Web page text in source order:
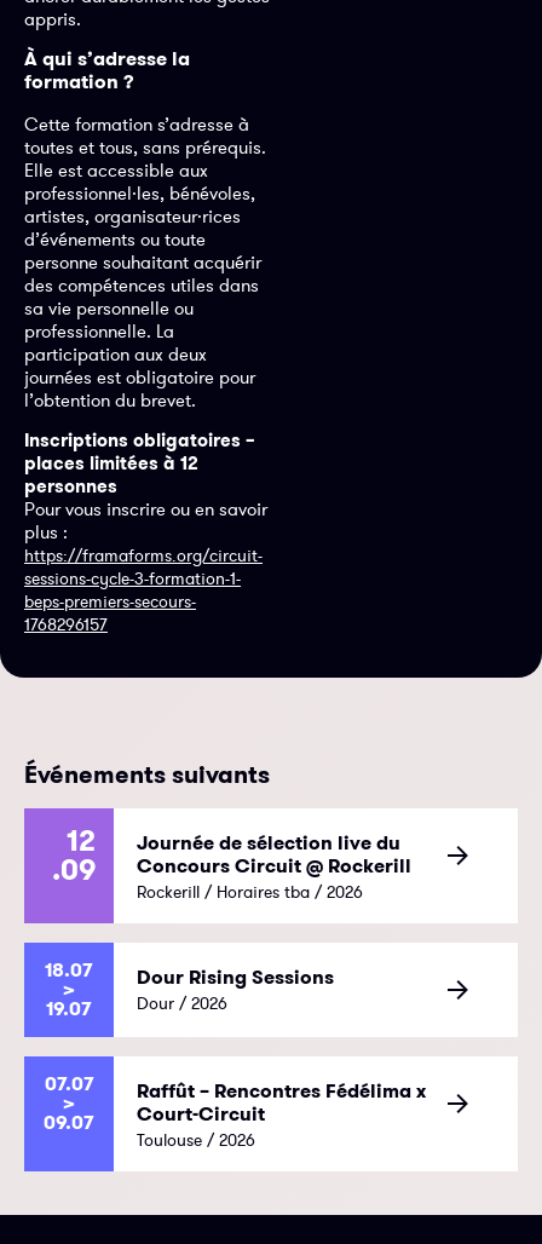
appris.
À qui s’adresse la
formation ?
Cette formation s’adresse à
toutes et tous, sans prérequis.
Elle est accessible aux
professionnel·les, bénévoles,
artistes, organisateur·rices
d’événements ou toute
personne souhaitant acquérir
des compétences utiles dans
sa vie personnelle ou
professionnelle. La
participation aux deux
journées est obligatoire pour
l’obtention du brevet.
Inscriptions obligatoires –
places limitées à 12
personnes
Pour vous inscrire ou en savoir
plus :
https://framaforms.org/circuit-
sessions-cycle-3-formation-1-
beps-premiers-secours-
1768296157
Événements suivants
12
.09
Journée de sélection live du
Concours Circuit @ Rockerill
Rockerill / Horaires tba / 2026
18.07
>
19.07
Dour Rising Sessions
Dour / 2026
07.07
>
09.07
Raffût – Rencontres Fédélima x
Court-Circuit
Toulouse / 2026